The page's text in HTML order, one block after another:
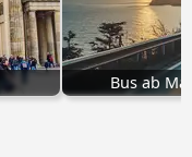
Bus ab